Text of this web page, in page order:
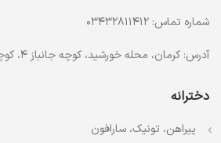
شماره تماس: 03432811412
آدرس: کرمان، محله خورشید، کوچه جانباز 4، کوچه شرقی 1، جزیره 2، طبقه 1
دخترانه
پیراهن، تونیک، سارافون